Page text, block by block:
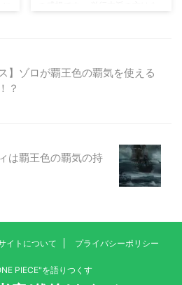
の
と
し
ホールケーキアイランドでは、少
ンフェルノ」では、武装色の覇気
を上達させようとしています。
武装色の覇気をレイリーに教えて
もらった時、レイリーはゾウには
】ゾロが覇王色の覇気を使える
？
は覇王色の覇気の持
イトについて プライバシーポリシー
PIECE"を語りつくす